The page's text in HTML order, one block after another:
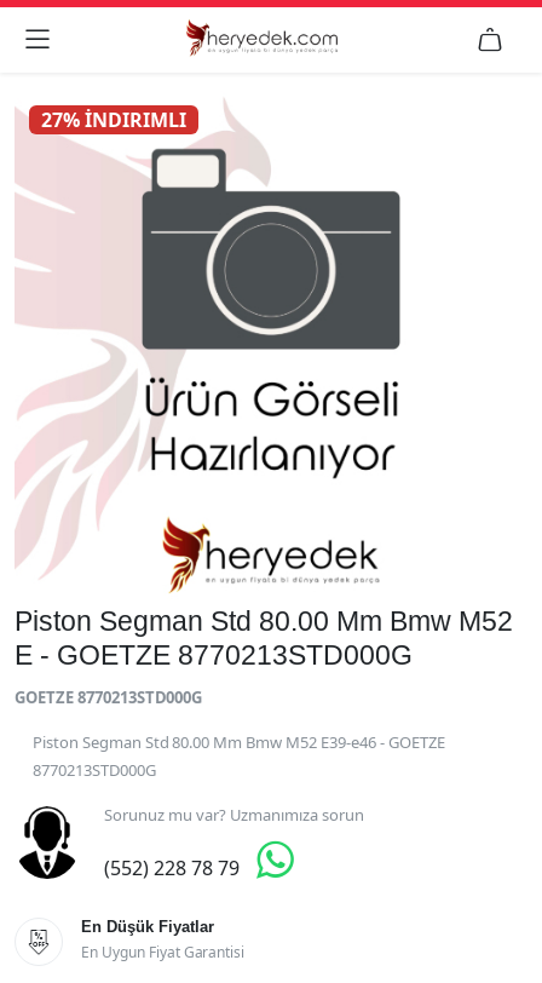
 
27% İNDIRIMLI
Piston Segman Std 80.00 Mm Bmw M52
E - GOETZE 8770213STD000G
GOETZE 8770213STD000G
Piston Segman Std 80.00 Mm Bmw M52 E39-e46 - GOETZE
8770213STD000G
Sorunuz mu var? Uzmanımıza sorun
(552) 228 78 79 

En Düşük Fiyatlar
En Uygun Fiyat Garantisi